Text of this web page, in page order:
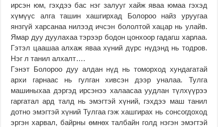
ирсэн юм, гэхдээ бас нэг залууг хайж яваа юмаа гэхэд
хүмүүс алга ташин хашгирхад Болороо найз уруугаа
янзгүй харсанаа нилээд ичсэн бололтой хацар нь улайв.
Ямар дуу дуулахаа тэрээр бодон цонхоор гадагш харлаа.
Гэтэл цаашаа алхаж яваа хүний дүрс нүдэнд нь тодров.
Нэг л танил алхалт….
Гэнэт Болороо дуу алдан нүд нь томорход хундагатай
архи гарнаас нь гулган хивсэн дээр уналаа. Тулга
машиныхаа дэргэд ирсэнээ халаасаа уудлан түлхүүрээ
гаргатал ард талд нь эмэгтэй хүний, гэхдээ маш танил
дотно эмэгтэй хүний Тулгаа гэж хашгирах нь сонсогдоход
эргэн харвал, байрны өмнөх талбайн голд нэгэн эмэгтэй